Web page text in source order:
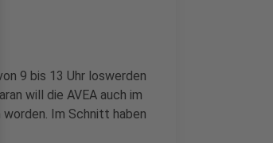
9 bis 13 Uhr loswerden
will die AVEA auch im
Im Schnitt haben